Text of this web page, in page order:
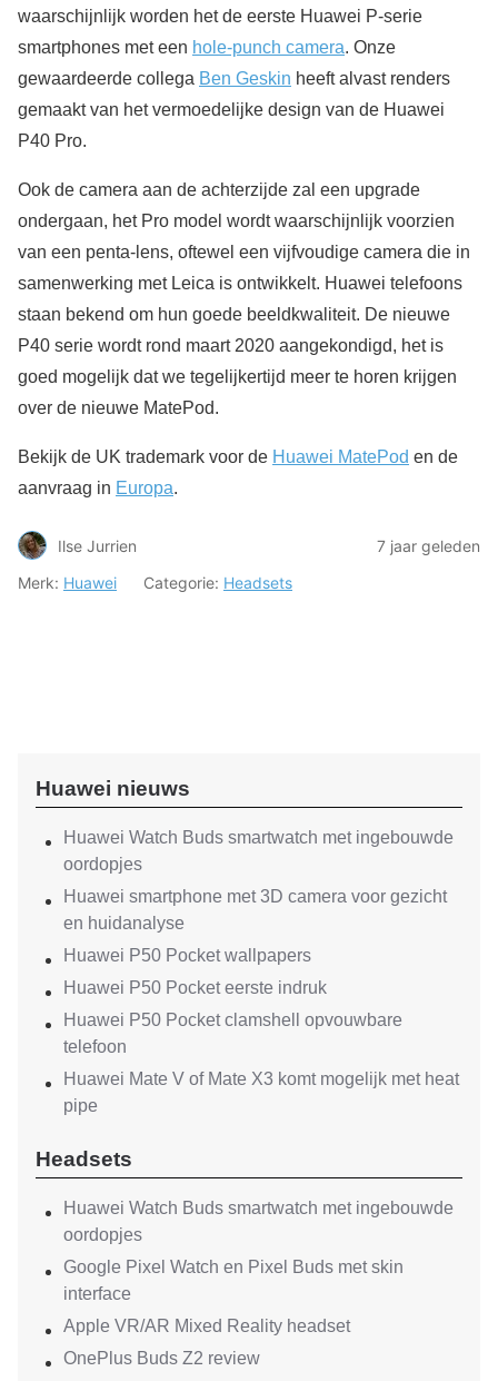
waarschijnlijk worden het de eerste Huawei P-serie
smartphones met een hole-punch camera. Onze
gewaardeerde collega Ben Geskin heeft alvast renders
gemaakt van het vermoedelijke design van de Huawei
P40 Pro.
Ook de camera aan de achterzijde zal een upgrade
ondergaan, het Pro model wordt waarschijnlijk voorzien
van een penta-lens, oftewel een vijfvoudige camera die in
samenwerking met Leica is ontwikkelt. Huawei telefoons
staan bekend om hun goede beeldkwaliteit. De nieuwe
P40 serie wordt rond maart 2020 aangekondigd, het is
goed mogelijk dat we tegelijkertijd meer te horen krijgen
over de nieuwe MatePod.
Bekijk de UK trademark voor de Huawei MatePod en de
aanvraag in Europa.
Ilse Jurrien
7 jaar geleden
Merk: Huawei Categorie: Headsets
Huawei nieuws
Huawei Watch Buds smartwatch met ingebouwde
oordopjes
Huawei smartphone met 3D camera voor gezicht
en huidanalyse
Huawei P50 Pocket wallpapers
Huawei P50 Pocket eerste indruk
Huawei P50 Pocket clamshell opvouwbare
telefoon
Huawei Mate V of Mate X3 komt mogelijk met heat
pipe
Headsets
Huawei Watch Buds smartwatch met ingebouwde
oordopjes
Google Pixel Watch en Pixel Buds met skin
interface
Apple VR/AR Mixed Reality headset
OnePlus Buds Z2 review